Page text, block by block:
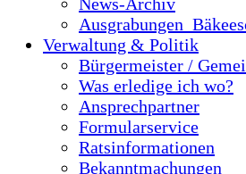
Verwaltung & Politik
Bürgermeister /
Was erledige ich wo?
Ansprechpartner
Formularservice
Ratsinformationen
Bekanntmachungen